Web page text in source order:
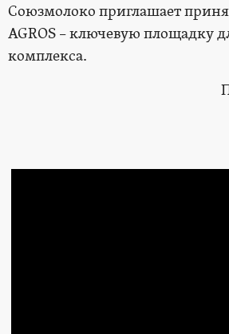
Союзмолоко приглашает
AGROS – ключевую площадку
комплекса.